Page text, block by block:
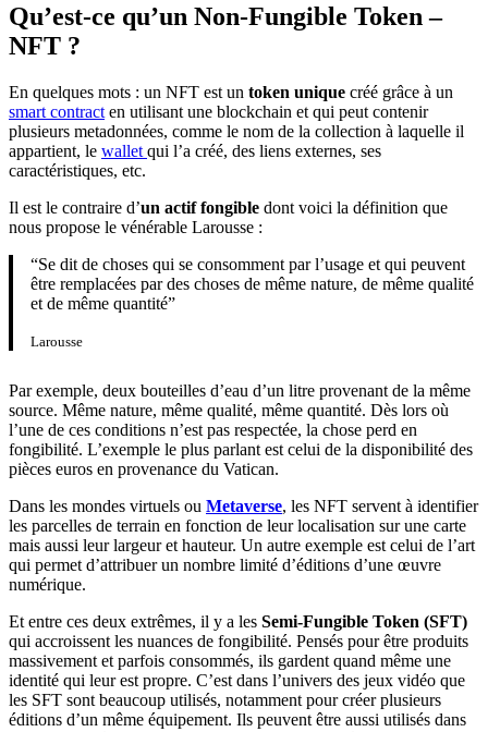
Qu’est-ce qu’un Non-Fungible Token –
NFT ?
En quelques mots : un NFT est un token unique créé grâce à un
smart contract en utilisant une blockchain et qui peut contenir
plusieurs metadonnées, comme le nom de la collection à laquelle il
appartient, le wallet qui l’a créé, des liens externes, ses
caractéristiques, etc.
Il est le contraire d’un actif fongible dont voici la définition que
nous propose le vénérable Larousse :
“Se dit de choses qui se consomment par l’usage et qui peuvent
être remplacées par des choses de même nature, de même qualité
et de même quantité”
Larousse
Par exemple, deux bouteilles d’eau d’un litre provenant de la même
source. Même nature, même qualité, même quantité. Dès lors où
l’une de ces conditions n’est pas respectée, la chose perd en
fongibilité. L’exemple le plus parlant est celui de la disponibilité des
pièces euros en provenance du Vatican.
Dans les mondes virtuels ou Metaverse, les NFT servent à identifier
les parcelles de terrain en fonction de leur localisation sur une carte
mais aussi leur largeur et hauteur. Un autre exemple est celui de l’art
qui permet d’attribuer un nombre limité d’éditions d’une œuvre
numérique.
Et entre ces deux extrêmes, il y a les Semi-Fungible Token (SFT)
qui accroissent les nuances de fongibilité. Pensés pour être produits
massivement et parfois consommés, ils gardent quand même une
identité qui leur est propre. C’est dans l’univers des jeux vidéo que
les SFT sont beaucoup utilisés, notamment pour créer plusieurs
éditions d’un même équipement. Ils peuvent être aussi utilisés dans